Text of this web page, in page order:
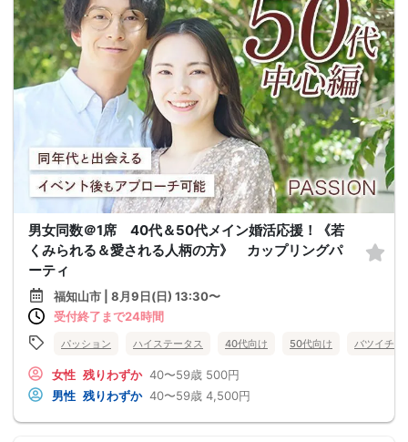
男女同数＠1席 40代＆50代メイン婚活応援！《若
くみられる＆愛される人柄の方》 カップリングパ
ーティ
福知山市 | 8月9日(日) 13:30〜
受付終了まで24時間
パッション ハイステータス 40代向け 50代向け バツイチ・
女性 残りわずか 40〜59歳 500円
男性 残りわずか 40〜59歳 4,500円